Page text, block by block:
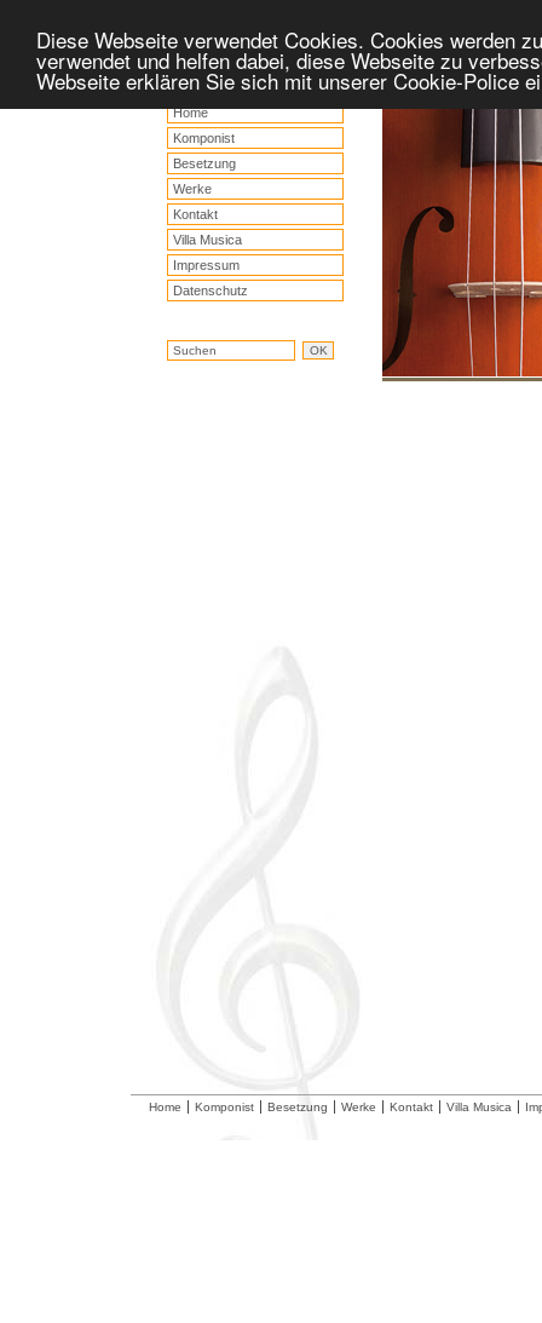
Diese Webseite verwendet Cookies. Cookies werden
verwendet und helfen dabei, diese Webseite zu
Webseite erklären Sie sich mit unserer Cookie-Police
Home
Komponist
Besetzung
Werke
Kontakt
Villa Musica
Impressum
Datenschutz
Home Komponist Besetzung Werke Kontakt Villa Musica